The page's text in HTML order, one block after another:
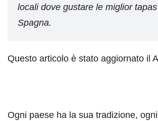
locali dove gustare le miglior
Spagna.
Questo articolo è stato aggiornato il
Ogni paese ha la sua tradizione,